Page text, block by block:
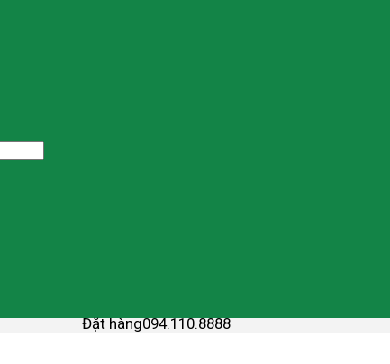
Đặt hàng094.110.8888